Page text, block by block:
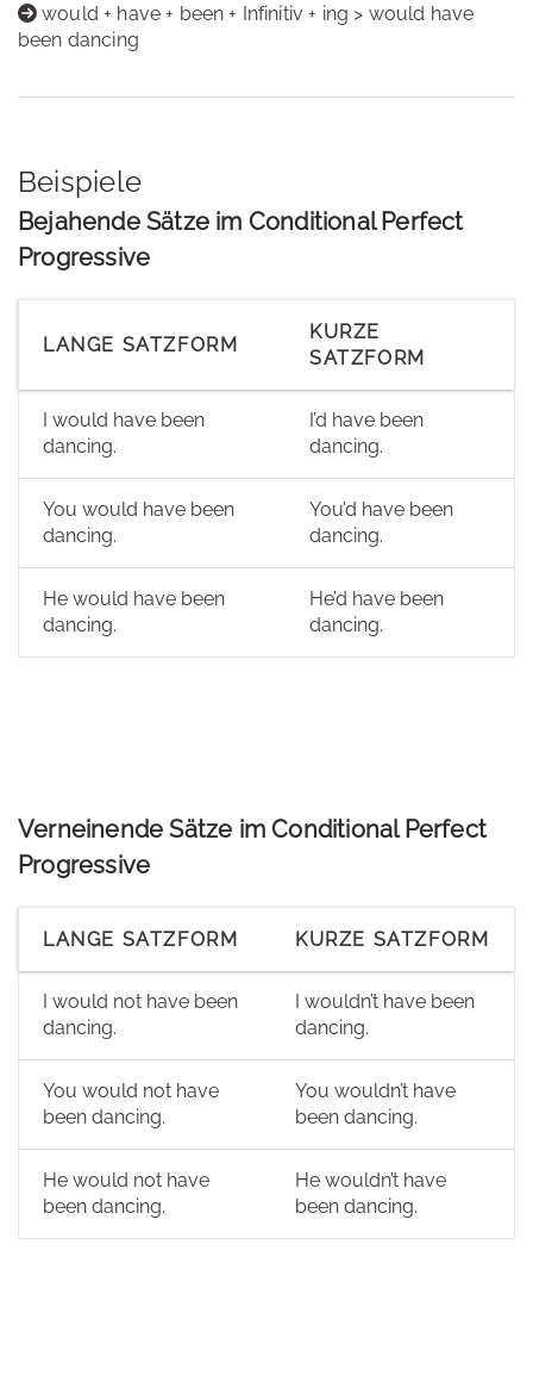
would + have + been + Infinitiv + ing > would have
been dancing
Beispiele
Bejahende Sätze im Conditional Perfect
Progressive
LANGE SATZFORM
KURZE
SATZFORM
I would have been
dancing.
I’d have been
dancing.
You would have been
dancing.
You’d have been
dancing.
He would have been
dancing.
He’d have been
dancing.
Verneinende Sätze im Conditional Perfect
Progressive
LANGE SATZFORM KURZE SATZFORM
I would not have been
dancing.
I wouldn’t have been
dancing.
You would not have
been dancing.
You wouldn’t have
been dancing.
He would not have
been dancing.
He wouldn’t have
been dancing.